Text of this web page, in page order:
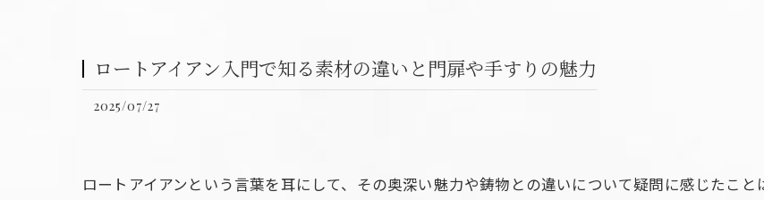
ロートアイアン入門で知る素材の違いと門扉や手すりの魅力
2025/07/27
ロートアイアンという言葉を耳にして、その奥深い魅力や鋳物との違いについて疑問に感じたこ